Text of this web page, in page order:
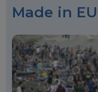
Made in EU